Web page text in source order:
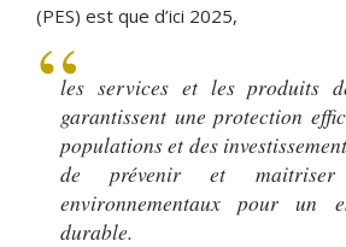
(PES) est que d’ici 2025,
les services et les produits
garantissent une protection
populations et des
de prévenir et
environnementaux pour un
durable.